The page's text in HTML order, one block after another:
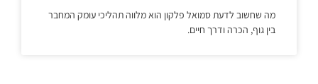
מה שחשוב לדעת סמואל פלקון הוא מלווה תהליכי עומק המחבר
בין גוף, הכרה ודרך חיים.